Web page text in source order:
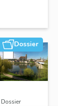
Dossier
Dossier